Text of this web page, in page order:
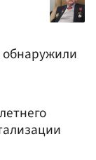
обнаружили